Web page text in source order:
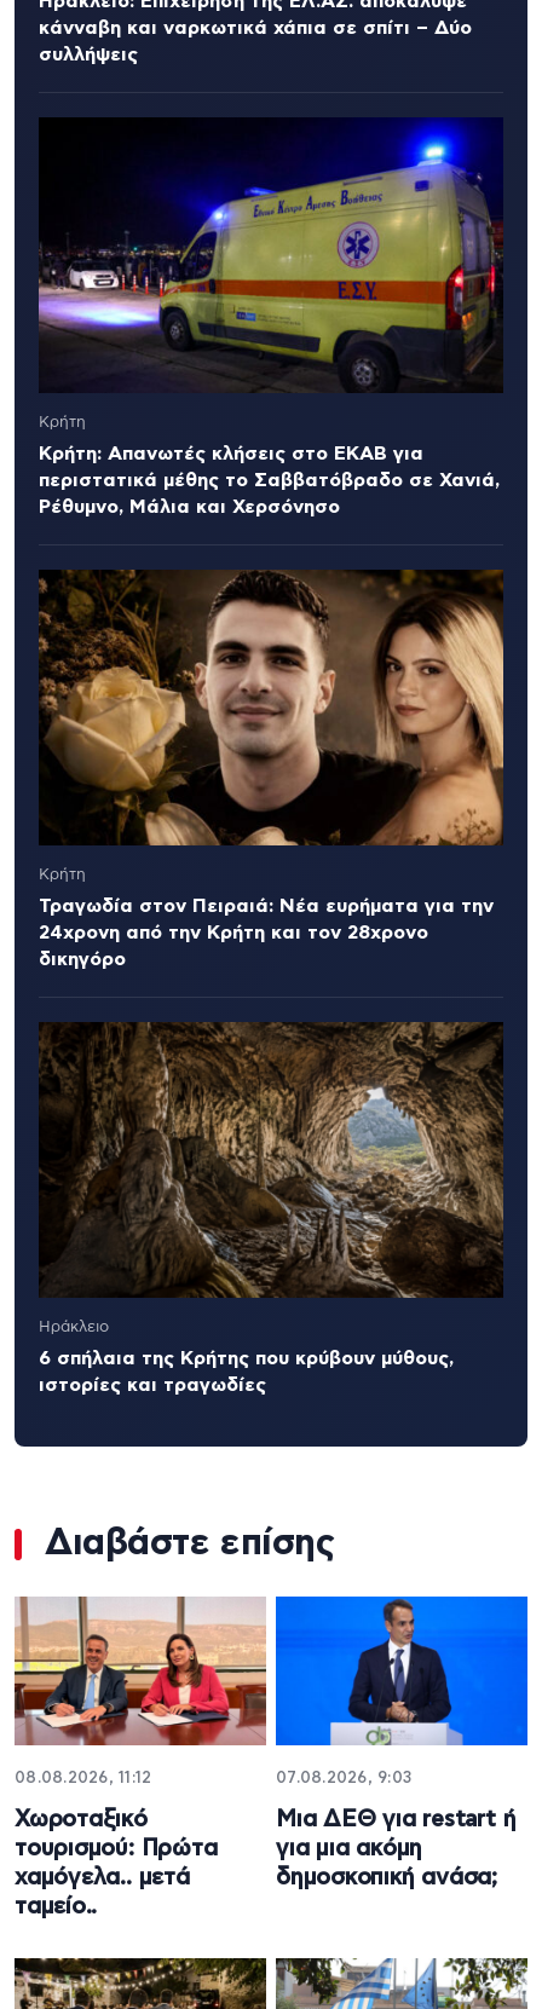
κάνναβη και ναρκωτικά χάπια σε σπίτι – Δύο
συλλήψεις
Κρήτη
Κρήτη: Απανωτές κλήσεις στο ΕΚΑΒ για
περιστατικά μέθης το Σαββατόβραδο σε Χανιά,
Ρέθυμνο, Μάλια και Χερσόνησο
Κρήτη
Τραγωδία στον Πειραιά: Νέα ευρήματα για την
24χρονη από την Κρήτη και τον 28χρονο
δικηγόρο
Ηράκλειο
6 σπήλαια της Κρήτης που κρύβουν μύθους,
ιστορίες και τραγωδίες
Διαβάστε επίσης
08.08.2026, 11:12
Χωροταξικό
τουρισμού: Πρώτα
χαμόγελα.. μετά
ταμείο..
07.08.2026, 9:03
Μια ΔΕΘ για restart ή
για μια ακόμη
δημοσκοπική ανάσα;